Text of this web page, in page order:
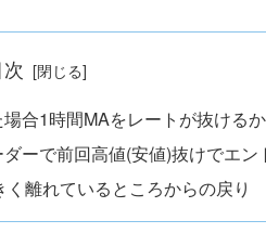
合1時間MAをレートが抜ける
ーで前回高値(安値)抜けでエン
離れているところからの戻り